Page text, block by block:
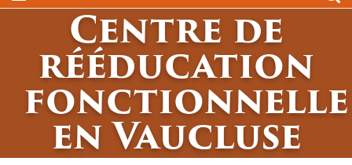
Centre de
rééducation
fonctionnelle
en Vaucluse